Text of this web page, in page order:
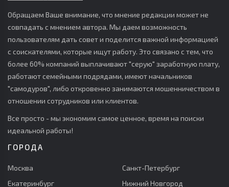
Обращаем Ваше внимание, что мнение редакции может не
совпадать с мнением автора. Мы даем возможность
пользователям дать совет и поделится важной информацией
с соискателями, которые ищут работу. Это связано с тем, что
более 60% компаний выплачивают "серую" заработную плату,
работают семейными подрядами, имеют начальников
"самодуров", либо откровенно занимаются мошенничеством в
отношении сотрудников или клиентов.
Все просто - мы экономим самое ценное, время на поиски
идеальной работы!
ГОРОДА
Москва
Санкт-Петербург
Екатеринбург
Нижний Новгород